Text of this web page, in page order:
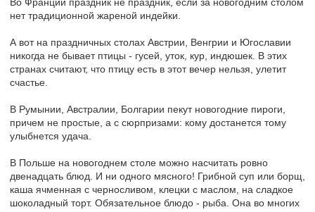
нет традиционной жареной индейки.
А вот на праздничных столах Австрии, Венгрии и Югославии
никогда не бывает птицы - гусей, уток, кур, индюшек. В этих
странах считают, что птицу есть в этот вечер нельзя, улетит
счастье.
В Румынии, Австралии, Болгарии пекут новогодние пироги,
причем не простые, а с сюрпризами: кому достанется тому
улыбнется удача.
В Польше на новогоднем столе можно насчитать ровно
двенадцать блюд. И ни одного мясного! Грибной суп или борщ,
каша ячменная с черносливом, клецки с маслом, на сладкое
шоколадный торт. Обязательное блюдо - рыба. Она во многих